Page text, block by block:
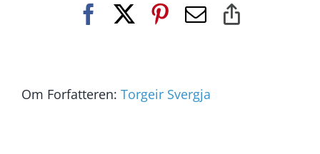
Facebook Pinterest
E-
Om Forfatteren: Torgeir Svergja